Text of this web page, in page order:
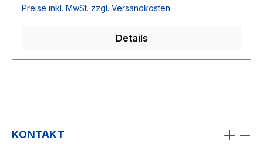
Preise inkl. MwSt. zzgl. Versandkosten
Details
KONTAKT